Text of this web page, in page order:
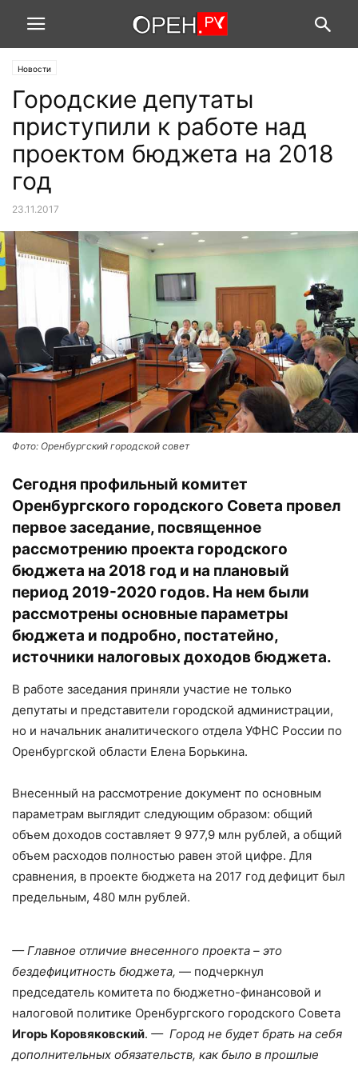
Новости
Городские депутаты
приступили к работе над
проектом бюджета на 2018
год
23.11.2017
Фото: Оренбургский городской совет
Сегодня профильный комитет
Оренбургского городского Совета провел
первое заседание, посвященное
рассмотрению проекта городского
бюджета на 2018 год и на плановый
период 2019-2020 годов. На нем были
рассмотрены основные параметры
бюджета и подробно, постатейно,
источники налоговых доходов бюджета.
В работе заседания приняли участие не только
депутаты и представители городской администрации,
но и начальник аналитического отдела УФНС России по
Оренбургской области Елена Борькина.
Внесенный на рассмотрение документ по основным
параметрам выглядит следующим образом: общий
объем доходов составляет 9 977,9 млн рублей, а общий
объем расходов полностью равен этой цифре. Для
сравнения, в проекте бюджета на 2017 год дефицит был
предельным, 480 млн рублей.
— Главное отличие внесенного проекта – это
бездефицитность бюджета, — подчеркнул
председатель комитета по бюджетно-финансовой и
налоговой политике Оренбургского городского Совета
Игорь Коровяковский. — Город не будет брать на себя
дополнительных обязательств, как было в прошлые